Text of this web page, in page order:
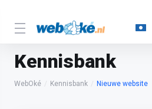
Kennisbank
WebOké Kennisbank Nieuwe website